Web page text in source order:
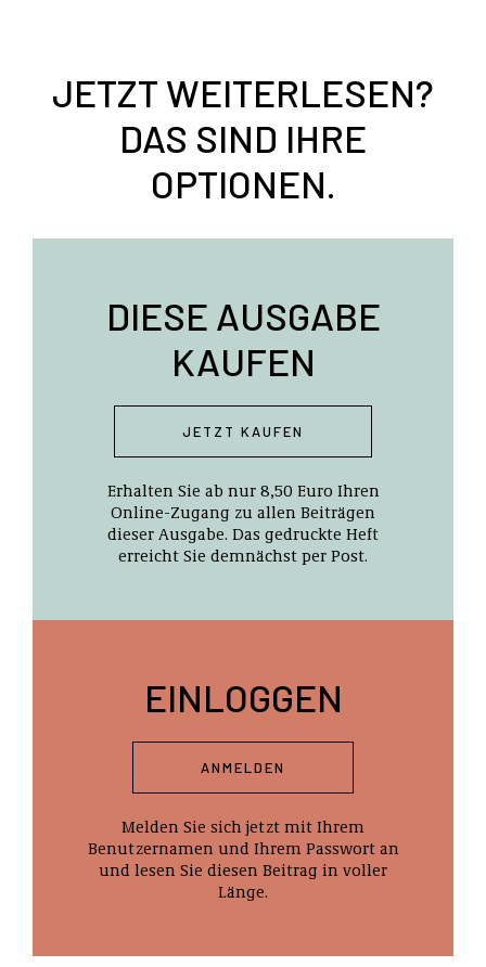
JETZT WEITERLESEN?
DAS SIND IHRE
OPTIONEN.
DIESE AUSGABE
KAUFEN
JETZT KAUFEN
Erhalten Sie ab nur 8,50 Euro Ihren
Online-Zugang zu allen Beiträgen
dieser Ausgabe. Das gedruckte Heft
erreicht Sie demnächst per Post.
EINLOGGEN
ANMELDEN
Melden Sie sich jetzt mit Ihrem
Benutzernamen und Ihrem Passwort an
und lesen Sie diesen Beitrag in voller
Länge.